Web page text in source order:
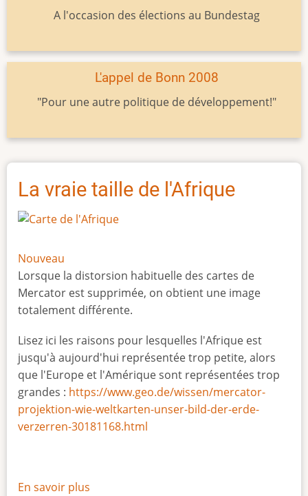
A l'occasion des élections au Bundestag
L'appel de Bonn 2008
"Pour une autre politique de développement!"
La vraie taille de l'Afrique
Nouveau
Lorsque la distorsion habituelle des cartes de
Mercator est supprimée, on obtient une image
totalement différente.
Lisez ici les raisons pour lesquelles l'Afrique est
jusqu'à aujourd'hui représentée trop petite, alors
que l'Europe et l'Amérique sont représentées trop
grandes : https://www.geo.de/wissen/mercator-
projektion-wie-weltkarten-unser-bild-der-erde-
verzerren-30181168.html
En savoir plus